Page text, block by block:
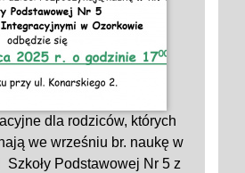
dla rodziców, których
we wrześniu br. naukę w
Podstawowej Nr 5 z